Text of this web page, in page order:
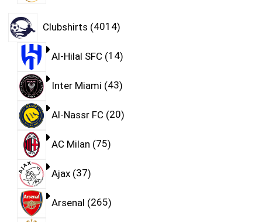
Clubshirts 4014
Al-Hilal SFC 14
Inter Miami 43
Al-Nassr FC 20
AC Milan 75
Ajax 37
Arsenal 265